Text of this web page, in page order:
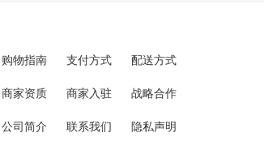
购物指南 支付方式 配送方式
商家资质 商家入驻 战略合作
公司简介 联系我们 隐私声明